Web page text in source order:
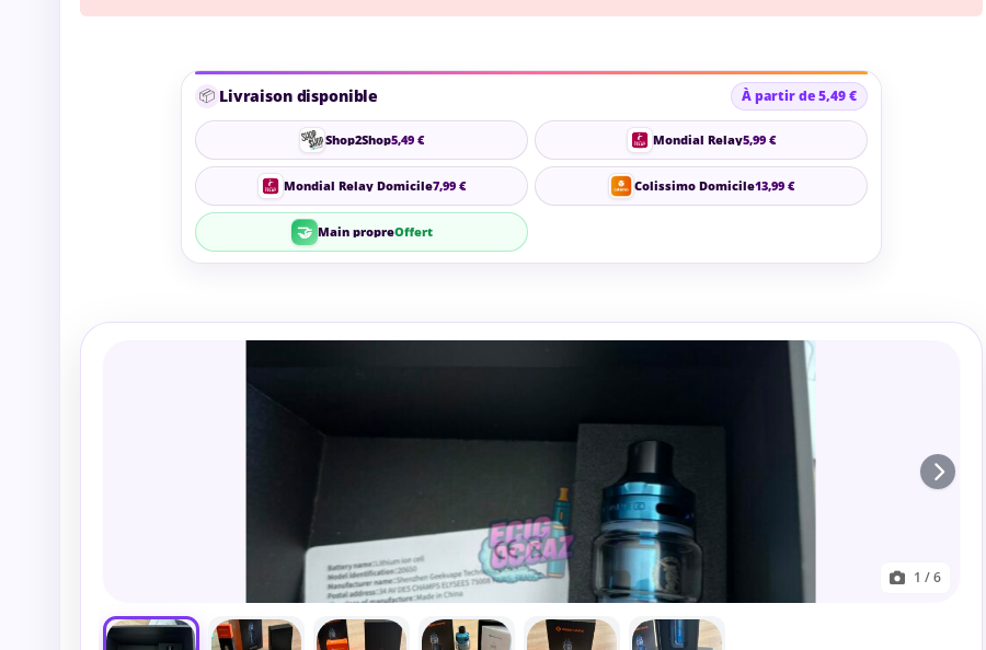
📦 Livraison disponible À partir de 5,49 €
Shop2Shop5,49 € Mondial Relay5,99 €
Mondial Relay Domicile7,99 € Colissimo Domicile13,99 €
🤝 Main propreOffert
1 / 6